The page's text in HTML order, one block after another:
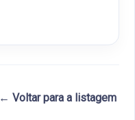
← Voltar para a listagem